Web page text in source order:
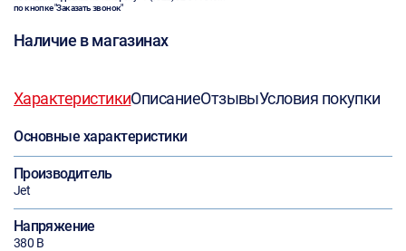
по кнопке "Заказать звонок"
Наличие в магазинах
ХарактеристикиОписаниеОтзывыУсловия покупки
Основные характеристики
Производитель
Jet
Напряжение
380 В